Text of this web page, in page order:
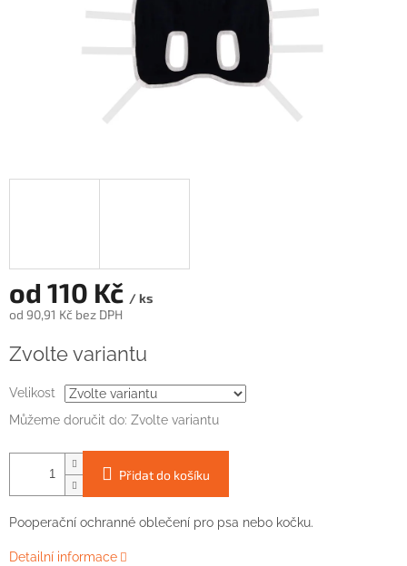
od 110 Kč / ks
od 90,91 Kč bez DPH
cena:
Zvolte variantu
Velikost
Můžeme doručit do: Zvolte variantu
Přidat do košíku
Pooperační ochranné oblečení pro psa nebo kočku.
Detailní informace